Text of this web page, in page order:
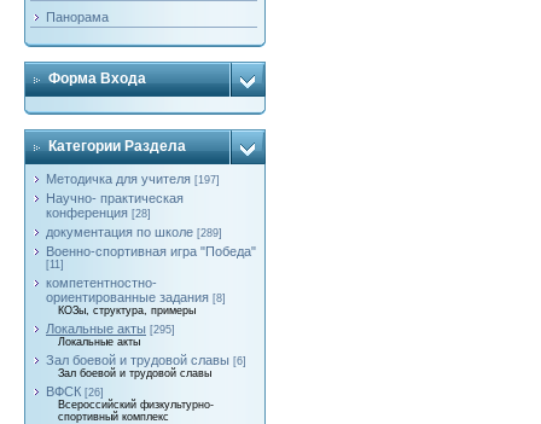
Панорама
Форма Входа
Категории Раздела
Методичка для учителя [197]
Научно- практическая
конференция [28]
документация по школе [289]
Военно-спортивная игра "Победа"
[11]
компетентностно-
ориентированные задания [8]
КОЗы, структура, примеры
Локальные акты [295]
Локальные акты
Зал боевой и трудовой славы [6]
Зал боевой и трудовой славы
ВФСК [26]
Всероссийский физкультурно-
спортивный комплекс